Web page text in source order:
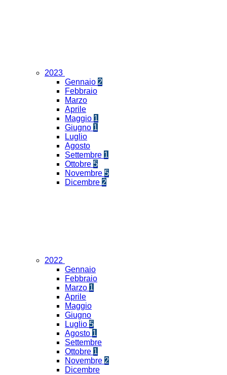
2023
Gennaio 2
Febbraio
Marzo
Aprile
Maggio 1
Giugno 1
Luglio
Agosto
Settembre 1
Ottobre 5
Novembre 5
Dicembre 2
2022
Gennaio
Febbraio
Marzo 1
Aprile
Maggio
Giugno
Luglio 5
Agosto 1
Settembre
Ottobre 1
Novembre 2
Dicembre